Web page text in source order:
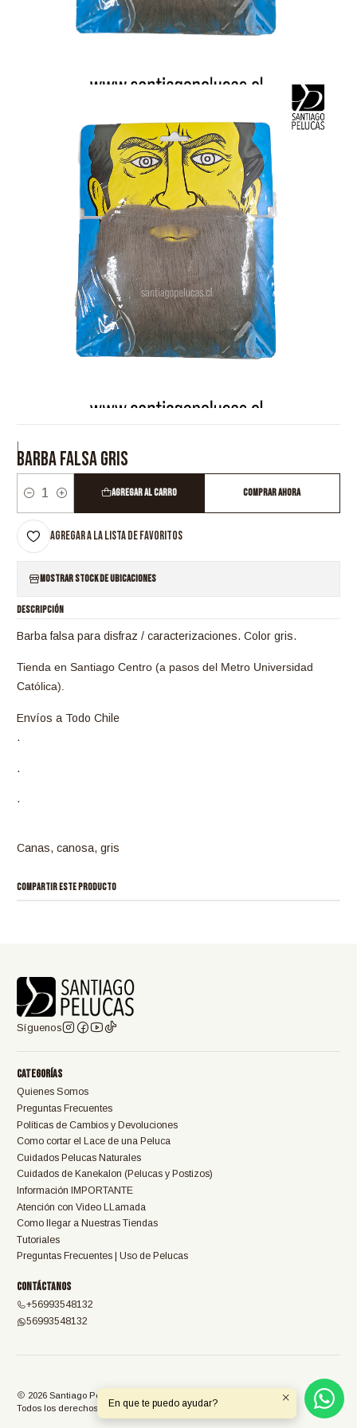
|
BARBA FALSA GRIS
Cantidad
Agregar al Carro Comprar ahora
Agregar a la lista de favoritos
Mostrar stock de ubicaciones
DESCRIPCIÓN
Barba falsa para disfraz / caracterizaciones. Color gris.
Tienda en Santiago Centro (a pasos del Metro Universidad
Católica).
Envíos a Todo Chile
.
.
.
Canas, canosa, gris
COMPARTIR ESTE PRODUCTO
Síguenos
Categorías
Quienes Somos
Preguntas Frecuentes
Políticas de Cambios y Devoluciones
Como cortar el Lace de una Peluca
Cuidados Pelucas Naturales
Cuidados de Kanekalon (Pelucas y Postizos)
Información IMPORTANTE
Atención con Video LLamada
Como llegar a Nuestras Tiendas
Tutoriales
Preguntas Frecuentes | Uso de Pelucas
Contáctanos
+56993548132
56993548132
2026 Santiago Pelucas.
Todos los derechos reservados.Desarrollado por Jumpseller
En que te puedo ayudar?